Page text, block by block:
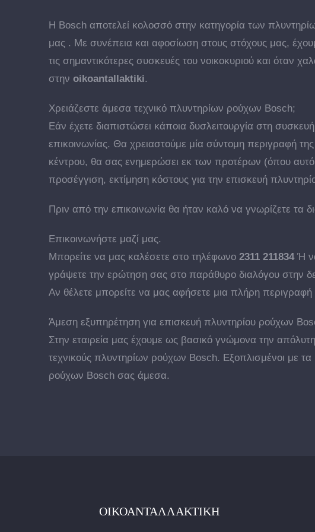
Η Bosch αποτελεί κολοσσό στην κατηγορία των
μας . Με συνέπεια και αφοσίωση στους στόχους μας,
τις σημαντικότερες συσκευές του νοικοκυριού και όταν
στην oikoantallaktiki.
Χρειάζεστε άμεσα τεχνικό πλυντηρίων ρούχων Bosch;
Εάν έχετε διαπιστώσει κάποια δυσλειτουργία στη
επικοινωνίας. Θα χρειαστούμε μία σύντομη περιγραφή
κέντρου, θα σας ενημερώσει εκ των προτέρων (όπου αυτό
προσέγγιση, εκτίμηση κόστους για την επισκευή
Πριν από την επικοινωνία θα ήταν καλό να γνωρίζετε τα
Επικοινωνήστε μαζί μας.
Μπορείτε να μας καλέσετε στο τηλέφωνο 2311 211834Ή
γράψετε την ερώτηση σας στο παράθυρο διαλόγου στην
Αν θέλετε μπορείτε να μας αφήσετε μια πλήρη
Άμεση εξυπηρέτηση για επισκευή πλυντηρίου ρούχων
Στην εταιρεία μας έχουμε ως βασικό γνώμονα την
τεχνικούς πλυντηρίων ρούχων Bosch. Εξοπλισμένοι με
ρούχων Bosch σας άμεσα.
ΟΙΚΟΑΝΤΑΛΛΑΚΤΙΚΉ